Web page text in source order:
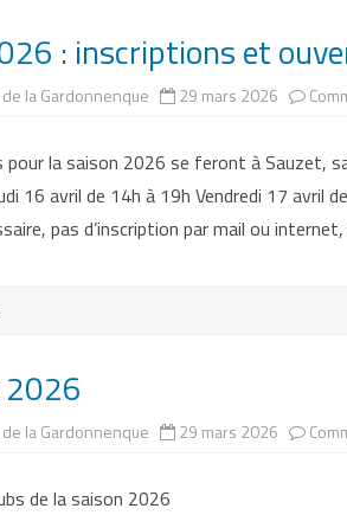
CLUB ADOLESCENTS
CLUB ADULTES
CLUB AQUAGYM
HADDOCK
: inscriptions et
la Gardonnenque 29 mars 2026
pour la saison 2026 se feront à Sauzet,
16 avril de 14h à 19h Vendredi 17 avril
pas d’inscription par mail ou
la Gardonnenque 29 mars 2026
de la saison 2026